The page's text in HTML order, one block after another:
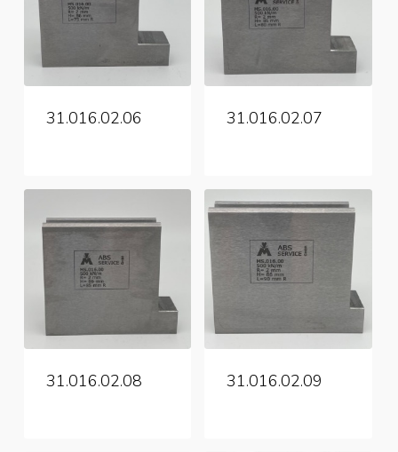
31.016.02.06 31.016.02.07
31.016.02.08 31.016.02.09